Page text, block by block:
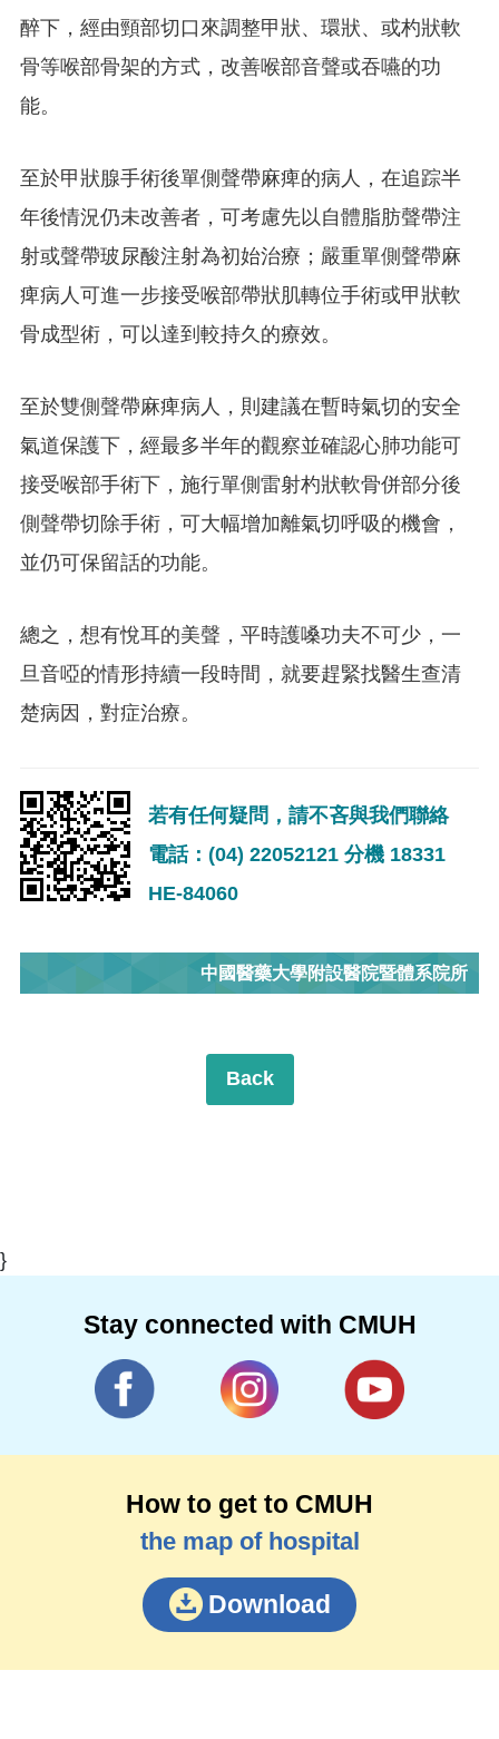
醉下，經由頸部切口來調整甲狀、環狀、或杓狀軟
骨等喉部骨架的方式，改善喉部音聲或吞嚥的功
能。
至於甲狀腺手術後單側聲帶麻痺的病人，在追踪半
年後情況仍未改善者，可考慮先以自體脂肪聲帶注
射或聲帶玻尿酸注射為初始治療；嚴重單側聲帶麻
痺病人可進一步接受喉部帶狀肌轉位手術或甲狀軟
骨成型術，可以達到較持久的療效。
至於雙側聲帶麻痺病人，則建議在暫時氣切的安全
氣道保護下，經最多半年的觀察並確認心肺功能可
接受喉部手術下，施行單側雷射杓狀軟骨併部分後
側聲帶切除手術，可大幅增加離氣切呼吸的機會，
並仍可保留話的功能。
總之，想有悅耳的美聲，平時護嗓功夫不可少，一
旦音啞的情形持續一段時間，就要趕緊找醫生查清
楚病因，對症治療。
若有任何疑問，請不吝與我們聯絡
電話：(04) 22052121 分機 18331
HE-84060
中國醫藥大學附設醫院暨體系院所
Back
}
Stay connected with CMUH
How to get to CMUH
the map of hospital
Download